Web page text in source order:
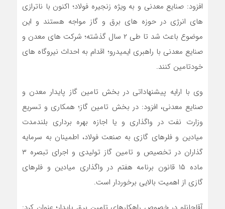
افزود: صنایع معدنی و به ویژه زنجیره فولاد؛ اکنون با ناترازی
های انرژی در حوزه های برق و گاز مواجه هستند و این
موضوع باعث شد تا طی ۲ سال گذشته؛ شرکت های معدن و
صنایع معدنی با راهبری ایمیدرو؛ اقدام به احداث نیروگاه های
خودتامین کنند.
وی با ارایه پیشنهاداتی در بخش تامین گاز پایدار معدن و
صنایع معدنی، افزود: در بخش تامین گاز؛ همکاری و تسریع
وزارت نفت در واگذاری و یا اجازه بهره برداری بلندمدت
میادین و فلرهای گازی به صنعت فولاد، اطمینان به سرمایه
گذاران در تخصیص و تامین گاز تولیدی و اجرای تبصره ۳
ماده ۱۵ قانون برنامه هفتم در واگذاری میادین و فلرهای
گازی از اهمیت بالایی برخوردار است.